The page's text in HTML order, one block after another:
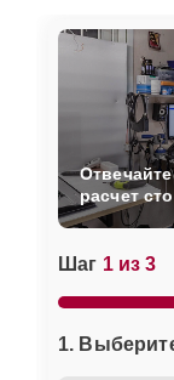
Шаг 1 из 3
1.
расчет